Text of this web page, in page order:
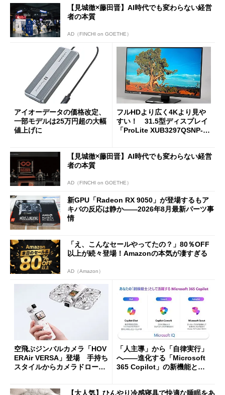
【見城徹×藤田晋】AI時代でも変わらない経営
者の本質
AD（FINCHI on GOETHE）
アイオーデータの価格改定、
一部モデルは25万円超の大幅
値上げに
フルHDより広く4Kより見や
すい！ 31.5型ディスプレイ
「ProLite XUB3297QSNP-B
【見城徹×藤田晋】AI時代でも変わらない経営
者の本質
AD（FINCHI on GOETHE）
新GPU「Radeon RX 9050」が登場するもア
キバの反応は静か――2026年8月最新パーツ事
情
「え、こんなセールやってたの？」80％OFF
以上が続々登場！Amazonの本気が凄すぎる
AD（Amazon）
空飛ぶジンバルカメラ「HOV
ERAir VERSA」登場 手持ち
スタイルからカメラドローン
「人主導」から「自律実行」
へ――進化する「Microsoft
365 Copilot」の新機能とエ
【大人気】ひんやり冷感寝具で快適な睡眠をあ